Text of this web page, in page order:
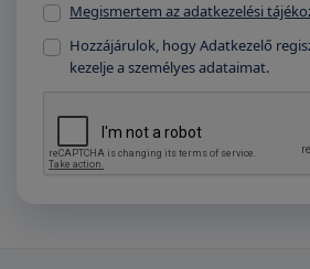
Megismertem az adatkezelési
Hozzájárulok, hogy Adatkezelő
kezelje a személyes adataimat.